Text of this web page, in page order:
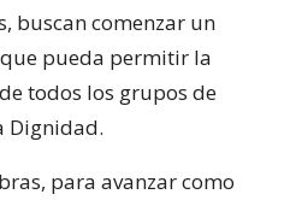
buscan comenzar un
que pueda permitir la
todos los grupos de
Dignidad.
para avanzar como